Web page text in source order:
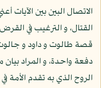
الاتصال البين بين الآيات
القتال، و الترغيب في
قصة طالوت و داود و
دفعة واحدة، و المراد
الروح الذي به تقدم الأمة